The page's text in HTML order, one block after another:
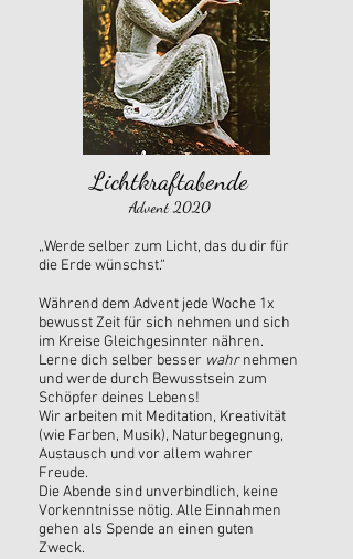
Lichtkraftabende
Advent 2020
„Werde selber zum Licht, das du dir für
die Erde wünschst.“
Während dem Advent jede Woche 1x
bewusst Zeit für sich nehmen und sich
im Kreise Gleichgesinnter nähren.
Lerne dich selber besser wahrnehmen
und werde durch Bewusstsein zum
Schöpfer deines Lebens!
Wir arbeiten mit Meditation, Kreativität
(wie Farben, Musik), Naturbegegnung,
Austausch und vor allem wahrer
Freude.
Die Abende sind unverbindlich, keine
Vorkenntnisse nötig. Alle Einnahmen
gehen als Spende an einen guten
Zweck.